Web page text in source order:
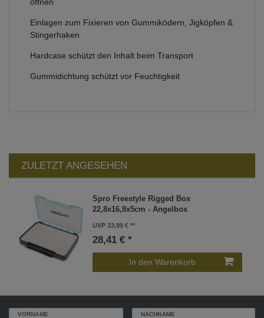
öffnen
Einlagen zum Fixieren von Gummiködern, Jigköpfen &
Stingerhaken
Hardcase schützt den Inhalt beim Transport
Gummidichtung schützt vor Feuchtigkeit
ZULETZT ANGESEHEN
Spro Freestyle Rigged Box
22,8x16,8x5cm - Angelbox
UVP 33,99 €
28,41 € *
In den Warenkorb
VORNAME NACHNAME